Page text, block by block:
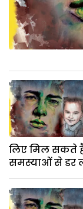
लिए मिल सकते
समस्याओं से डर